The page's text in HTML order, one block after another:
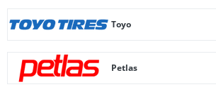
Toyo
Petlas